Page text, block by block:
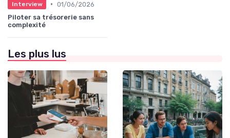
Interview • 01/06/2026
Piloter sa trésorerie sans
complexité
Les plus lus